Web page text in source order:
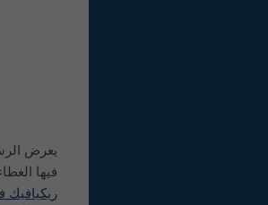
يعرض
فيها الغطاء السحابي عن 20% مشمسة، والغطاء
ريكيافيك